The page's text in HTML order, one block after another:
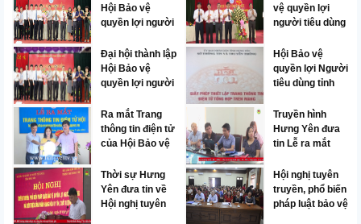
Hội Bảo vệ
quyền lợi người
lần thứ nhất
vệ quyền lợi
người tiêu dùng
thứ I
Đại hội thành lập
Hội Bảo vệ
quyền lợi người
Hưng Yên
Hội Bảo vệ
quyền lợi Người
tiêu dùng tỉnh
cấp Giấy phép
thiết lập trang
thông tin điện tử
mạng từ ngày
23/5/2019
Ra mắt Trang
thông tin điện tử
của Hội Bảo vệ
tiêu dùng tỉnh
Hưng Yên
Truyền hình
Hưng Yên đưa
tin Lễ ra mắt
điện tử của Hội
Bảo vệ quyền
lợi người tiêu
Thời sự Hưng
Yên đưa tin về
Hội nghị tuyên
Hội nghị tuyên
truyền, phổ biến
pháp luật bảo vệ